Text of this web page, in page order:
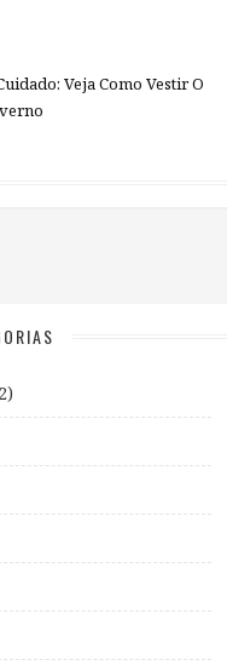
Veja Como Vestir O